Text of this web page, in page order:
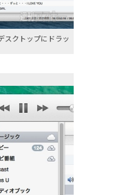
スクトップにドラッ